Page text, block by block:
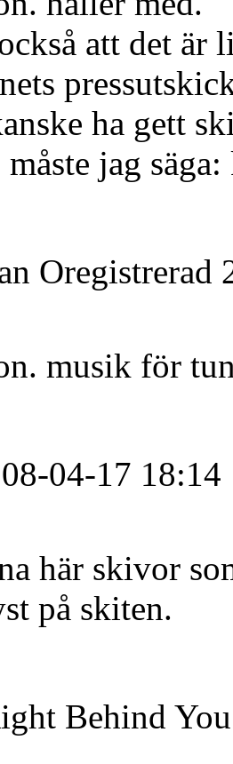
att det
ha gett
måste jag
Oregistrerad
musik för
04-17 18:14
här skivor
på skiten.
Behind You